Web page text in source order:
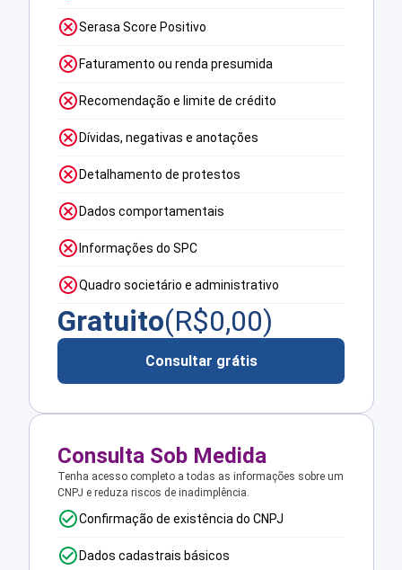
Serasa Score Positivo
Faturamento ou renda presumida
Recomendação e limite de crédito
Dívidas, negativas e anotações
Detalhamento de protestos
Dados comportamentais
Informações do SPC
Quadro societário e administrativo
Gratuito(R$0,00)
Consultar grátis
Consulta Sob Medida
Tenha acesso completo a todas as informações sobre um
CNPJ e reduza riscos de inadimplência.
Confirmação de existência do CNPJ
Dados cadastrais básicos